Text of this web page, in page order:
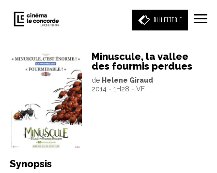
BILLETTERIE
Entrez votre mot clé
(film, réalisateur, acteur, événement)
Minuscule, la vallee
des fourmis perdues
de Helene Giraud
2014 - 1H28 - VF
Synopsis